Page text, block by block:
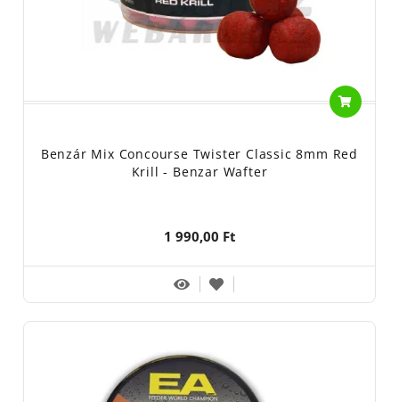
Benzár Mix Concourse Twister Classic 8mm Red
Krill - Benzar Wafter
1 990,00 Ft